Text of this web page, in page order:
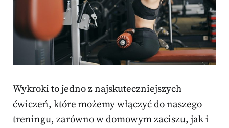
Wykroki to jedno z najskuteczniejszych
ćwiczeń, które możemy włączyć do naszego
treningu, zarówno w domowym zaciszu, jak i